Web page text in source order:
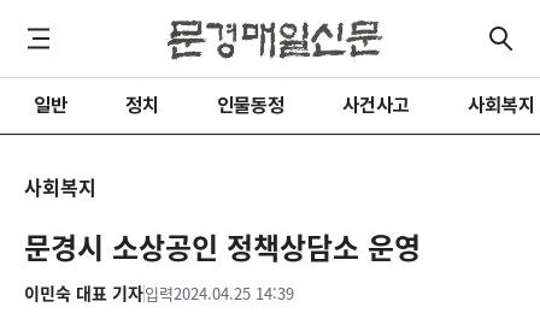
일반 정치 인물동정 사건사고 사회복지
사회복지
문경시 소상공인 정책상담소 운영
이민숙 대표 기자입력2024.04.25 14:39